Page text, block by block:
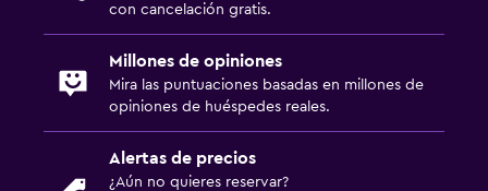
con cancelación gratis.
Millones de opiniones
Mira las puntuaciones basadas en millones de
opiniones de huéspedes reales.
Alertas de precios
¿Aún no quieres reservar?